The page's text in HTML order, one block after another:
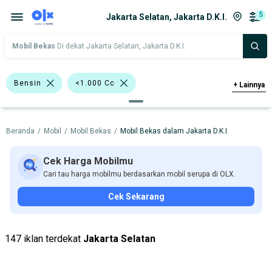
Jakarta Selatan, Jakarta D.K.I. 5
Mobil Bekas Di dekat Jakarta Selatan, Jakarta D.K.I.
Bensin <1.000 Cc
>1.000 - 1.500 Cc >1.500 - 2.000 Cc
Bursa Mobil WTC Mangga Dua
Bursa Blok M Mall
BMW Daihatsu Nissan
+ Lainnya
Beranda / Mobil / Mobil Bekas / Mobil Bekas dalam Jakarta D.K.I.
Cek Harga Mobilmu
Cari tau harga mobilmu berdasarkan mobil serupa di OLX.
Cek Sekarang
147 iklan terdekat Jakarta Selatan